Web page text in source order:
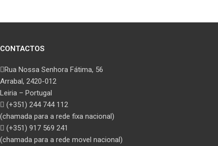
CONTACTOS
Rua Nossa Senhora Fátima, 56
Arrabal, 2420-012
Leiria – Portugal
(+351) 244 744 112
(chamada para a rede fixa nacional)
(+351) 917 569 241
(chamada para a rede movel nacional)